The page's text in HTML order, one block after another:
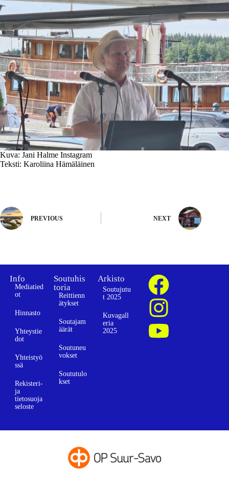
Kuva: Jani Halme Instagram
Teksti: Karoliina Hämäläinen
PREVIOUS NEXT
Info
Mediatied
ot
Hinnasto
Yhteystie
dot
Yhteistyö
ssä
Rekisteri-
ja
tietosuoja
seloste
Soutuhis
toria
Reittienn
ätykset
Soutajam
äärät
Soutuneu
vokset
Soututulo
kset
Arkisto
Soutujutu
t 2025
Kuvagall
eria
2025